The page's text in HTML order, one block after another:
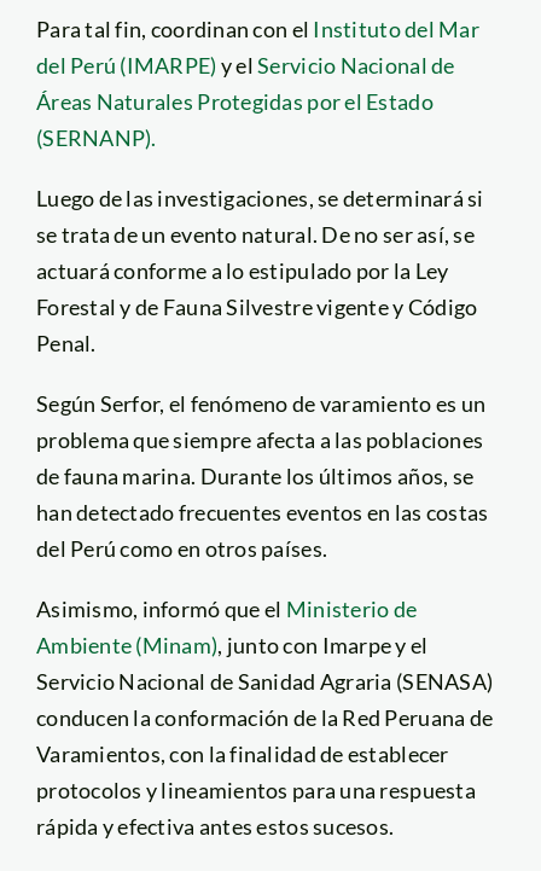
Para tal fin, coordinan con el Instituto del Mar
del Perú (IMARPE) y elServicio Nacional de
Áreas Naturales Protegidas por el Estado
(SERNANP).
Luego de las investigaciones, se determinará si
se trata de un evento natural. De no ser así, se
actuará conforme a lo estipulado por la Ley
Forestal y de Fauna Silvestre vigente y Código
Penal.
Según Serfor, el fenómeno de varamiento es un
problema que siempre afecta a las poblaciones
de fauna marina. Durante los últimos años, se
han detectado frecuentes eventos en las costas
del Perú como en otros países.
Asimismo, informó que el Ministerio de
Ambiente (Minam), junto con Imarpe y el
Servicio Nacional de Sanidad Agraria (SENASA)
conducen la conformación de la Red Peruana de
Varamientos, con la finalidad de establecer
protocolos y lineamientos para una respuesta
rápida y efectiva antes estos sucesos.